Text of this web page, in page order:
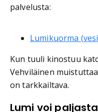
palvelusta:
Lumikuorma
Kun tuuli kinostuu
Vehviläinen
on tarkkailtava.
Lumi voi